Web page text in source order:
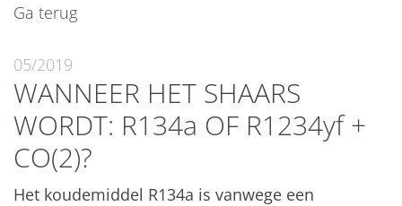
Ga terug
05/2019
WANNEER HET SHAARS
WORDT: R134a OF R1234yf +
CO(2)?
Het koudemiddel R134a is vanwege een